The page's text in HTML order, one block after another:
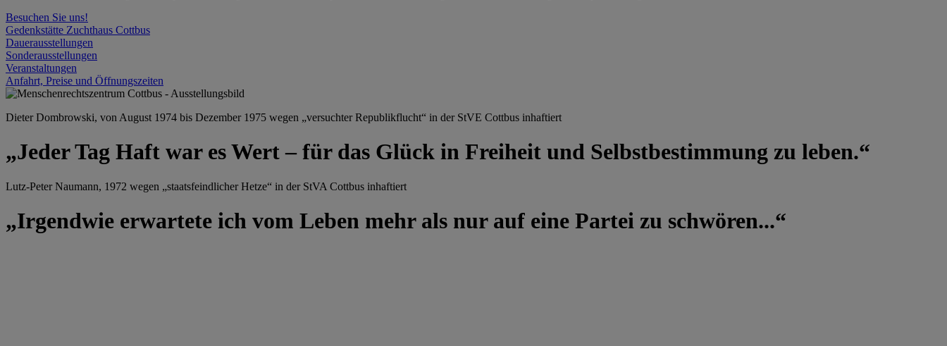
Besuchen Sie uns!
Gedenkstätte Zuchthaus Cottbus
Dauerausstellungen
Sonderausstellungen
Veranstaltungen
Anfahrt, Preise und Öffnungszeiten
Dieter Dombrowski, von August 1974 bis Dezember 1975 wegen „versuchter Republikflucht“ in der StVE Cottbus inhaftiert
„Jeder Tag Haft war es Wert – für das Glück in Freiheit und Selbstbestimmung zu leben.“
Lutz-Peter Naumann, 1972 wegen „staatsfeindlicher Hetze“ in der StVA Cottbus inhaftiert
„Irgendwie erwartete ich vom Leben mehr als nur auf eine Partei zu schwören...“